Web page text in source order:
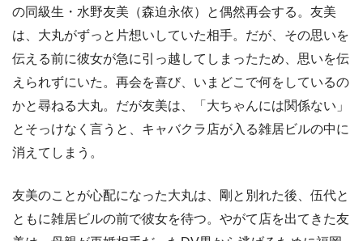
の同級生・水野友美（森迫永依）と偶然再会する。友美
は、大丸がずっと片想いしていた相手。だが、その思いを
伝える前に彼女が急に引っ越してしまったため、思いを伝
えられずにいた。再会を喜び、いまどこで何をしているの
かと尋ねる大丸。だが友美は、「大ちゃんには関係ない」
とそっけなく言うと、キャバクラ店が入る雑居ビルの中に
消えてしまう。
友美のことが心配になった大丸は、剛と別れた後、伍代と
ともに雑居ビルの前で彼女を待つ。やがて店を出てきた友